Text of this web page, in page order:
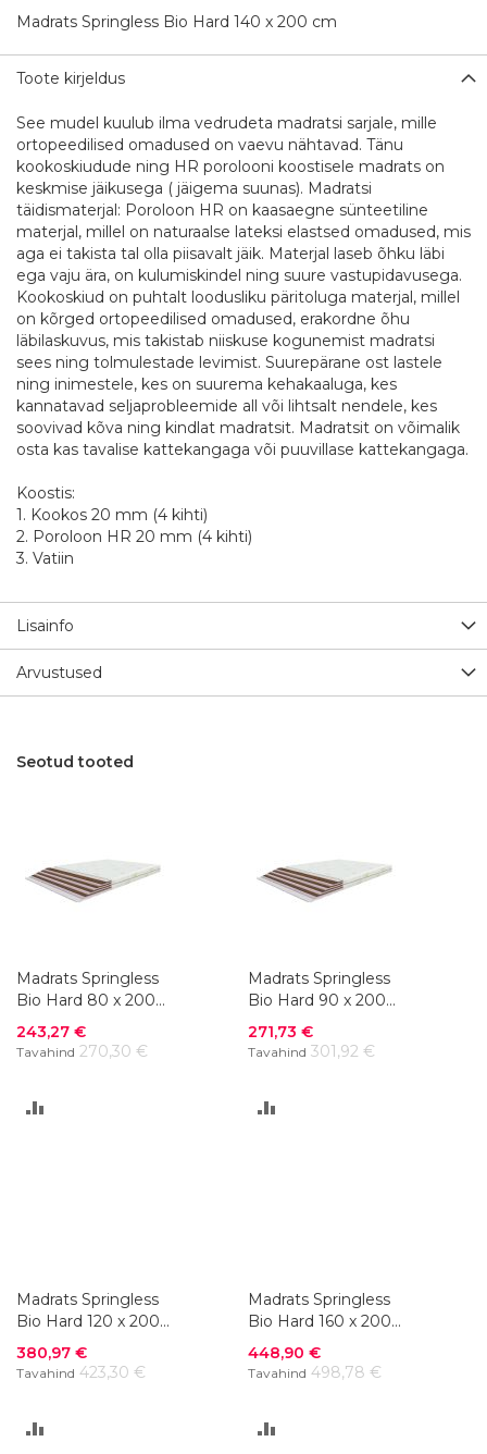
Madrats Springless Bio Hard 140 x 200 cm
Toote kirjeldus
See mudel kuulub ilma vedrudeta madratsi sarjale, mille
ortopeedilised omadused on vaevu nähtavad. Tänu
kookoskiudude ning HR porolooni koostisele madrats on
keskmise jäikusega ( jäigema suunas). Madratsi
täidismaterjal: Poroloon HR on kaasaegne sünteetiline
materjal, millel on naturaalse lateksi elastsed omadused, mis
aga ei takista tal olla piisavalt jäik. Materjal laseb õhku läbi
ega vaju ära, on kulumiskindel ning suure vastupidavusega.
Kookoskiud on puhtalt loodusliku päritoluga materjal, millel
on kõrged ortopeedilised omadused, erakordne õhu
läbilaskuvus, mis takistab niiskuse kogunemist madratsi
sees ning tolmulestade levimist. Suurepärane ost lastele
ning inimestele, kes on suurema kehakaaluga, kes
kannatavad seljaprobleemide all või lihtsalt nendele, kes
soovivad kõva ning kindlat madratsit. Madratsit on võimalik
osta kas tavalise kattekangaga või puuvillase kattekangaga.
Koostis:
1. Kookos 20 mm (4 kihti)
2. Poroloon HR 20 mm (4 kihti)
3. Vatiin
Lisainfo
Arvustused
Seotud tooted
Madrats Springless
Bio Hard 80 x 200
cm
Soodushind
243,27 €
Tavahind 270,30 €
Madrats Springless
Bio Hard 90 x 200
cm
Soodushind
271,73 €
Tavahind 301,92 €
Madrats Springless
Bio Hard 120 x 200
cm
Soodushind
380,97 €
Tavahind 423,30 €
Madrats Springless
Bio Hard 160 x 200
cm
Soodushind
448,90 €
Tavahind 498,78 €